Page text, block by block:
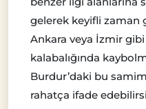
gelerek keyifli zaman
Ankara veya İzmir
kalabalığında
Burdur’daki bu
rahatça ifade